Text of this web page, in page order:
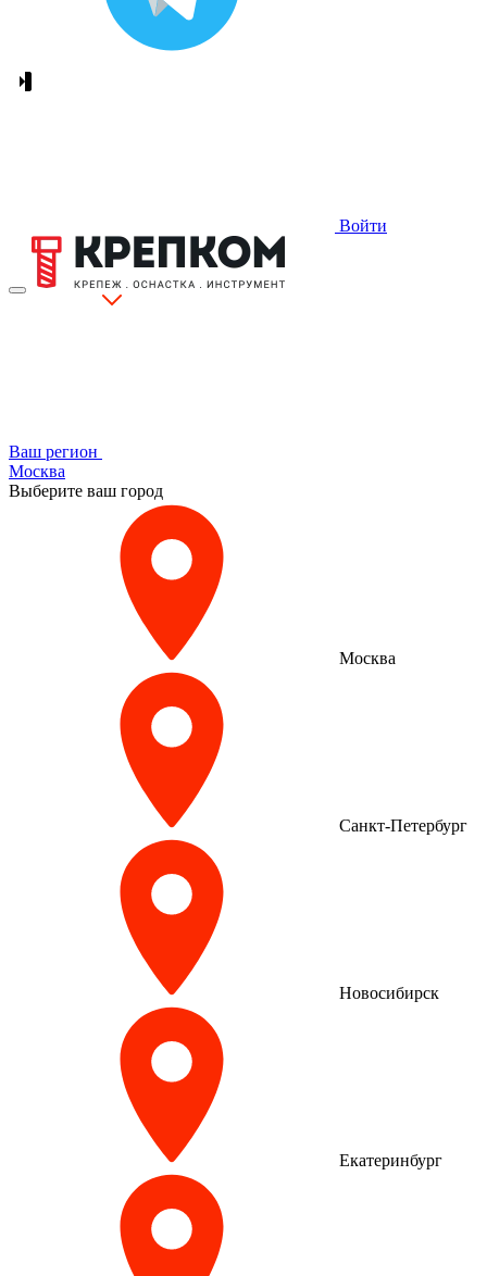
Войти
Ваш регион
Москва
Выберите ваш город
Москва
Санкт-Петербург
Новосибирск
Екатеринбург